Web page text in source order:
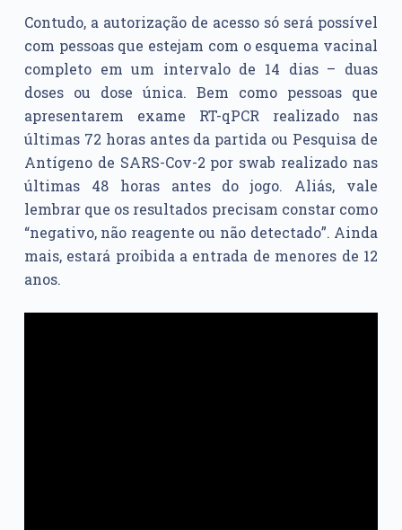
Contudo, a autorização de acesso só será possível
com pessoas que estejam com o esquema vacinal
completo em um intervalo de 14 dias – duas
doses ou dose única. Bem como pessoas que
apresentarem exame RT-qPCR realizado nas
últimas 72 horas antes da partida ou Pesquisa de
Antígeno de SARS-Cov-2 por swab realizado nas
últimas 48 horas antes do jogo. Aliás, vale
lembrar que os resultados precisam constar como
“negativo, não reagente ou não detectado”. Ainda
mais, estará proibida a entrada de menores de 12
anos.